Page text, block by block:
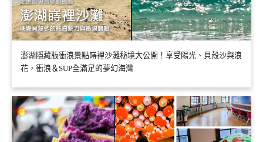
澎湖隱藏版衝浪景點嵵裡沙灘秘境大公開！享受陽光、貝殼沙與浪
花，衝浪＆SUP全滿足的夢幻海灣